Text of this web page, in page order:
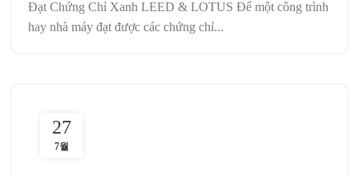
Đạt Chứng Chỉ Xanh LEED & LOTUS Để một công trình
hay nhà máy đạt được các chứng chỉ...
27
7월